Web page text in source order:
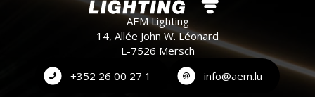
AEM Lighting
14, Allée John W. Léonard
L-7526 Mersch
+352 26 00 27 1
info@aem.lu